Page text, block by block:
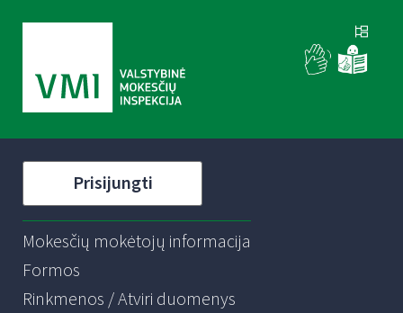
Prisijungti
Mokesčių mokėtojų informacija
Formos
Rinkmenos / Atviri duomenys